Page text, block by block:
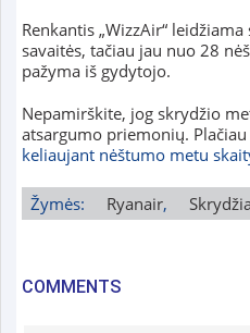
Renkantis „WizzAir“
savaitės, tačiau jau nuo 28
pažyma iš gydytojo.
Nepamirškite, jog skrydžio
atsargumo priemonių. Plačiau
keliaujant nėštumo metu
Žymės: Ryanair,
COMMENTS